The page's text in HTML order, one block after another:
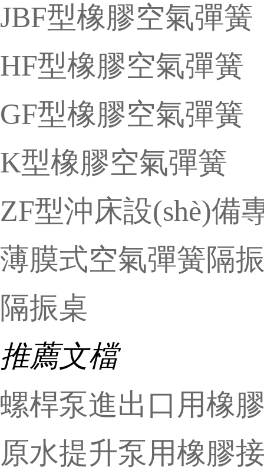
JBF型橡膠空氣彈簧
HF型橡膠空氣彈簧
GF型橡膠空氣彈簧
K型橡膠空氣彈簧
ZF型沖床設(shè)備
薄膜式空氣彈簧隔
隔振桌
推薦文檔
螺桿泵進出口用橡
原水提升泵用橡膠